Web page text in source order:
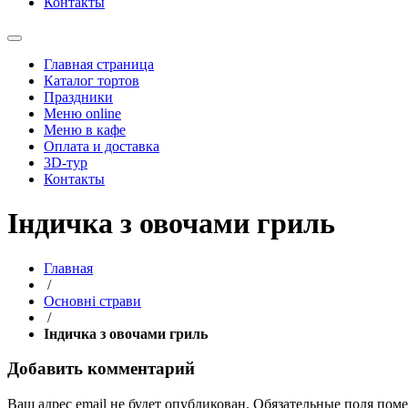
Главная страница
Каталог тортов
Праздники
Меню online
Меню в кафе
Оплата и доставка
3D-тур
Контакты
Індичка з овочами гриль
Главная
/
Основні страви
/
Індичка з овочами гриль
Добавить комментарий
Ваш адрес email не будет опубликован. Обязательные поля